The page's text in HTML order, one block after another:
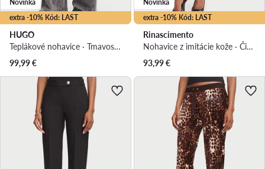
extra -10% Kód: LAST
Novinka
HUGO
Teplákové nohavice · Tmavosivá · Regular fit
99,99€
extra -10% Kód: LAST
Novinka
Rinascimento
Nohavice z imitácie kože · Čierna · Regular fit
93,99€